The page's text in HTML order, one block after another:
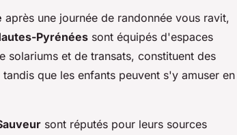
après une journée de randonnée vous ravit,
Pyrénées sont équipés d'espaces
solariums et de transats, constituent des
que les enfants peuvent s'y amuser en
sont réputés pour leurs sources